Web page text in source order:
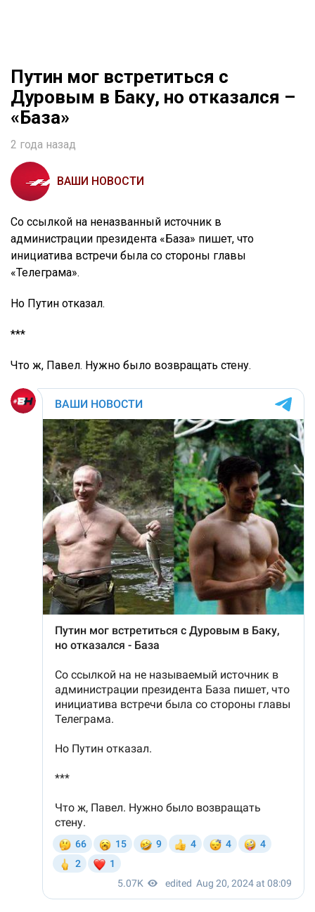
Путин мог встретиться с
Дуровым в Баку, но отказался –
«База»
2 года назад
ВАШИ НОВОСТИ
Со ссылкой на неназванный источник в
администрации президента «База» пишет, что
инициатива встречи была со стороны главы
«Телеграма».
Но Путин отказал.
***
Что ж, Павел. Нужно было возвращать стену.